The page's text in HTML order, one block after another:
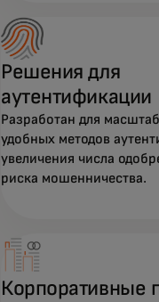
Решения для
аутентификации
Разработан для
удобных методов
увеличения числа
риска мошенничества.
Корпоративные